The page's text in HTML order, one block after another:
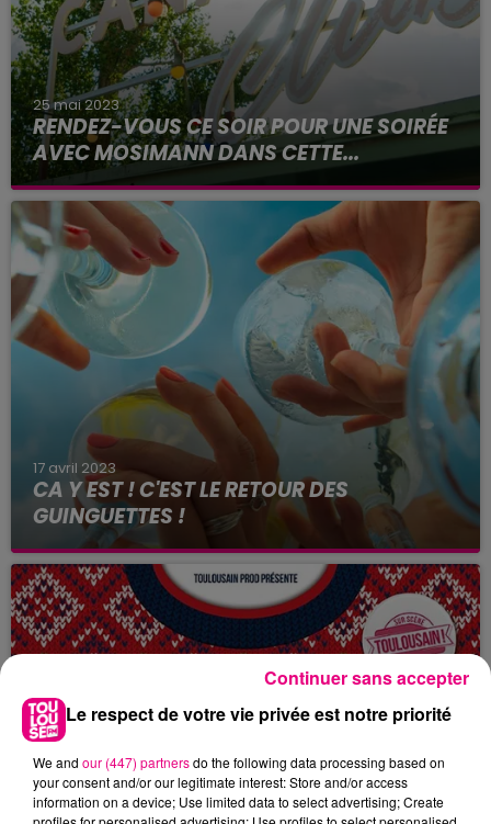
25 mai 2023
RENDEZ-VOUS CE SOIR POUR UNE SOIRÉE
AVEC MOSIMANN DANS CETTE...
17 avril 2023
CA Y EST ! C'EST LE RETOUR DES
GUINGUETTES !
9 décembre 2022
Le respect de votre vie privée est notre priorité
We and our (447) partnersdo the following data processing based on
your consent and/or our legitimate interest: Store and/or access
information on a device; Use limited data to select advertising; Create
Continuer sans accepter